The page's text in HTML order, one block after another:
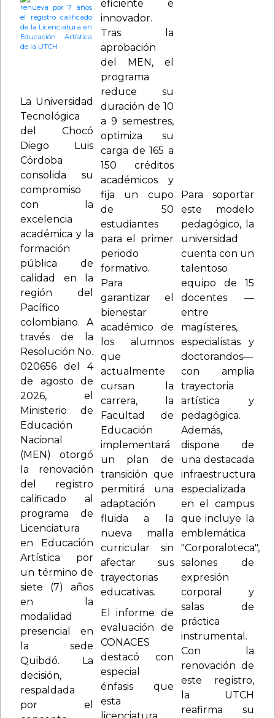
La Universidad
Tecnológica
del Chocó
Diego Luis
Córdoba
consolida su
compromiso
con la
excelencia
académica y la
formación
pública de
calidad en la
región del
Pacífico
colombiano. A
través de la
Resolución No.
020656 del 4
de agosto de
2026, el
Ministerio de
Educación
Nacional
(MEN) otorgó
la renovación
del registro
calificado al
programa de
Licenciatura
en Educación
Artística por
un término de
siete (7) años
en la
modalidad
presencial en
la sede
Quibdó. La
decisión,
respaldada
por el
eficiente e
innovador.
Tras la
aprobación
del MEN, el
programa
reduce su
duración de 10
a 9 semestres,
optimiza su
carga de 165 a
150 créditos
académicos y
fija un cupo
de 50
estudiantes
para el primer
periodo
formativo.
Para
garantizar el
bienestar
académico de
los alumnos
que
actualmente
cursan la
carrera, la
Facultad de
Educación
implementará
un plan de
transición que
permitirá una
adaptación
fluida a la
nueva malla
curricular sin
afectar sus
trayectorias
educativas.
El informe de
evaluación de
CONACES
destacó con
especial
énfasis que
esta
Para soportar
este modelo
pedagógico, la
universidad
cuenta con un
talentoso
equipo de 15
docentes —
entre
magísteres,
especialistas y
doctorandos—
con amplia
trayectoria
artística y
pedagógica.
Además,
dispone de
una destacada
infraestructura
especializada
en el campus
que incluye la
emblemática
"Corporaloteca",
salones de
expresión
corporal y
salas de
práctica
instrumental.
Con la
renovación de
este registro,
la UTCH
reafirma su